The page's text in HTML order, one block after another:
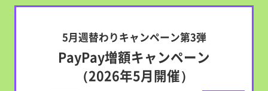
5月週替わりキャンペーン第3弾
PayPay増額キャンペーン
（2026年5月開催）